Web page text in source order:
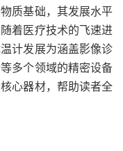
质基础，其发展水平
着医疗技术的飞速进
计发展为涵盖影像诊
多个领域的精密设备
心器材，帮助读者全